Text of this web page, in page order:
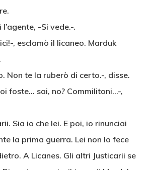
-Si vede.-.
, esclamò il licaneo. Marduk
Non te la ruberò di certo.-, disse.
foste… sai, no? Commilitoni…-,
Sia io che lei. E poi, io rinunciai
la prima guerra. Lei non lo fece
A Licanes. Gli altri Justicarii se